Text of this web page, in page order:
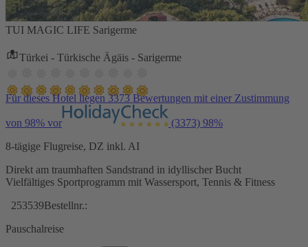
TUI MAGIC LIFE Sarigerme
Türkei - Türkische Ägäis - Sarigerme
Für dieses Hotel liegen 3373 Bewertungen mit einer Zustimmung
von 98% vor (3373) 98%
8-tägige Flugreise, DZ inkl. AI
Direkt am traumhaften Sandstrand in idyllischer Bucht
Vielfältiges Sportprogramm mit Wassersport, Tennis & Fitness
253539Bestellnr.:
Pauschalreise